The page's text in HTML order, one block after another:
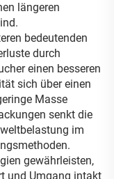
längeren
bedeutenden
durch
einen besseren
sich über einen
Masse
senkt die
im
gewährleisten,
und Umgang intakt